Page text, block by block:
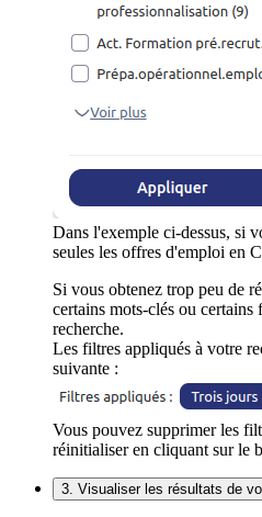
Dans l'exemple ci-dessus, si
seules les offres d'emploi en
Si vous obtenez trop peu de
certains mots-clés ou
recherche.
Les filtres appliqués à votre
suivante :
Vous pouvez supprimer les
réinitialiser en cliquant sur le
3. Visualiser les résultats de